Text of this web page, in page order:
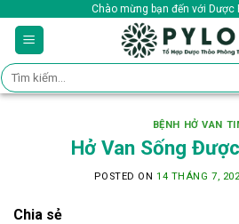
content
Chào mừng bạn đến với Dược
Tìm
kiếm:
BỆNH HỞ VAN
Hở Van Sống
POSTED ON 14 THÁNG 7,
Chia sẻ